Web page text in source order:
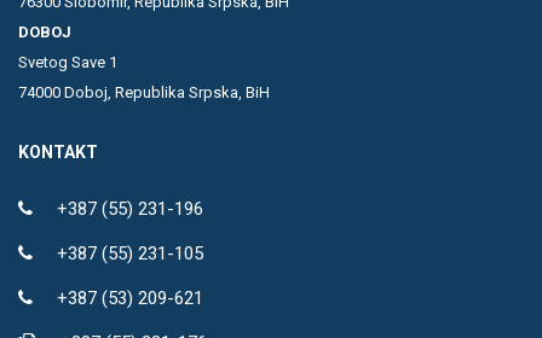
DOBOJ
Svetog Save 1
74000 Doboj, Republika Srpska, BiH
KONTAKT
+387 (55) 231-196
+387 (55) 231-105
+387 (53) 209-621